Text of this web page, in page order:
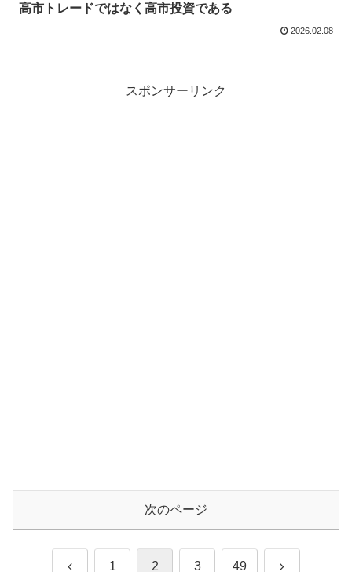
高市トレードではなく高市投資である
2026.02.08
スポンサーリンク
次のページ
前 1 2 3 49 次